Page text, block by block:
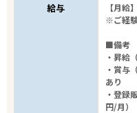
給与
【月
※ご経
■備考
・昇給
・賞与
あり
・登録
円/月）